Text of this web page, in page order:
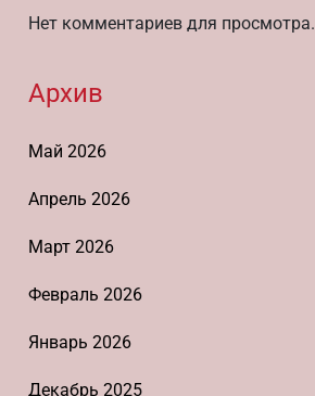
Нет комментариев для просмотра.
Архив
Май 2026
Апрель 2026
Март 2026
Февраль 2026
Январь 2026
Декабрь 2025